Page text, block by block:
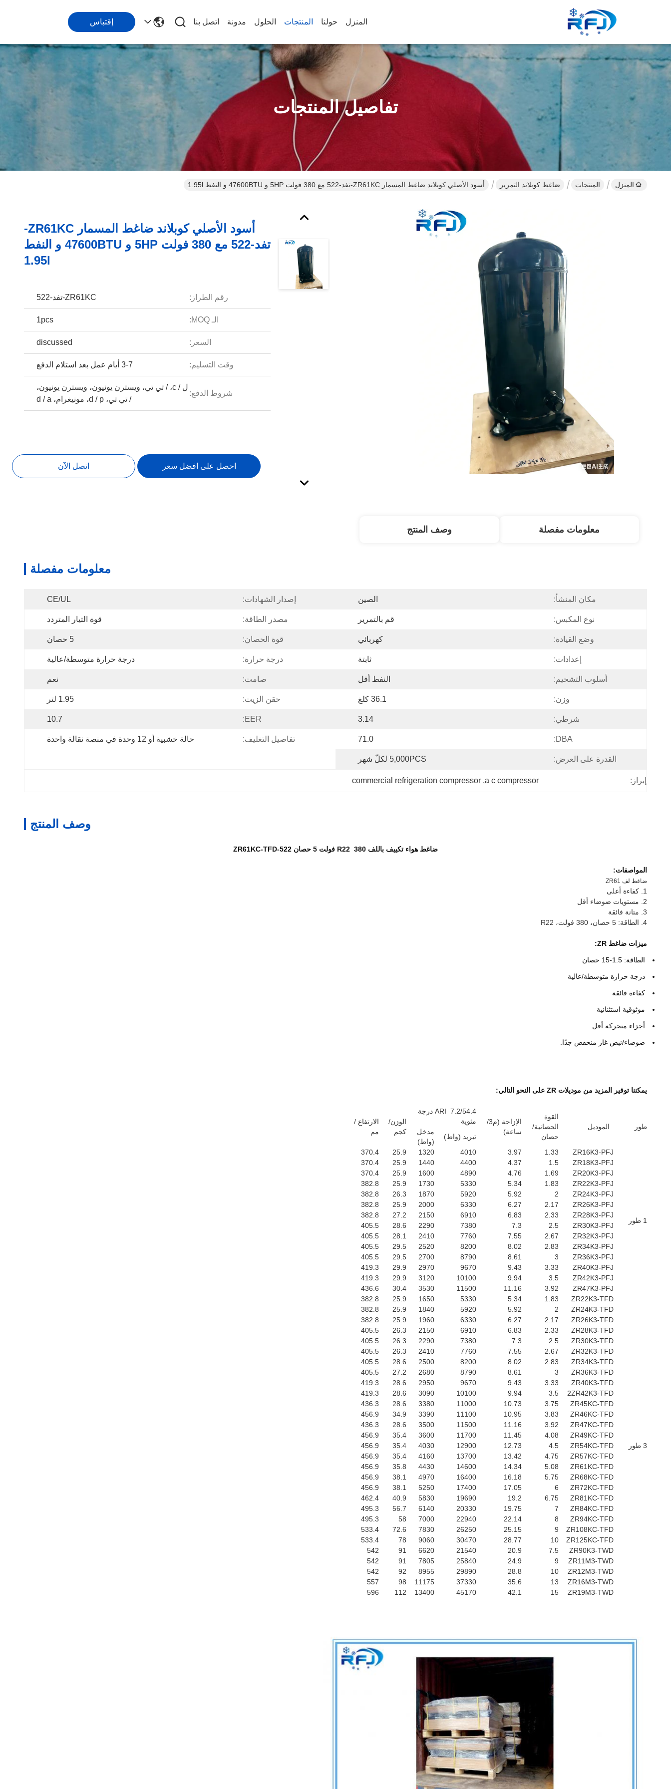
المنزل حولنا المنتجات الحلول مدونة اتصل بنا إقتباس
تفاصيل المنتجات
المنزل المنتجات ضاغط كوبلاند التمرير أسود الأصلي كوبلاند ضاغط المسمار ZR61KC-تفد-522 مع 380 فولت 5HP و 47600BTU و النفط 1.95l
أسود الأصلي كوبلاند ضاغط المسمار ZR61KC-
تفد-522 مع 380 فولت 5HP و 47600BTU و النفط
1.95l
رقم الطراز: ZR61KC-تفد-522
الـ MOQ: 1pcs
السعر: discussed
وقت التسليم: 3-7 أيام عمل بعد استلام الدفع
شروط الدفع:
ل / c، / تي تي، ويسترن يونيون، ويسترن يونيون،
/ تي تي، d / p، مونيغرام، d / a
احصل على افضل سعر اتصل الآن
معلومات مفصلة وصف المنتج
معلومات مفصلة
مكان المنشأ: الصين إصدار الشهادات: CE/UL
نوع المكبس: قم بالتمرير مصدر الطاقة: قوة التيار المتردد
وضع القيادة: كهربائي قوة الحصان: 5 حصان
إعدادات: ثابتة درجة حرارة: درجة حرارة متوسطة/عالية
أسلوب التشحيم: النفط أقل صامت: نعم
وزن: 36.1 كلغ حقن الزيت: 1.95 لتر
شرطي: 3.14
EER:
10.7
DBA:
71.0 تفاصيل التغليف: حالة خشبية أو 12 وحدة في منصة نقالة واحدة
القدرة على العرض: 5,000PCS لكلّ شهر
إبراز: a c compressor
,
commercial refrigeration compressor
وصف المنتج
ضاغط هواء تكييف باللف R22 380 فولت 5 حصان ZR61KC-TFD-522
المواصفات:
ضاغط لف ZR61
1. كفاءة أعلى
2. مستويات ضوضاء أقل
3. متانة فائقة
4. الطاقة: 5 حصان، 380 فولت، R22
ميزات ضاغط ZR:
الطاقة: 1.5-15 حصان
درجة حرارة متوسطة/عالية
كفاءة فائقة
موثوقية استثنائية
أجزاء متحركة أقل
ضوضاء/نبض غاز منخفض جدًا.
يمكننا توفير المزيد من موديلات ZR على النحو التالي:
طور الموديل
القوة
الحصانية/
حصان
الإزاحة (م3/
ساعة)
ARI 7.2/54.4 درجة
مئوية
الوزن/
كجم
الارتفاع /
مم
تبريد (واط)
مدخل
(واط)
1 طور
ZR16K3-PFJ
1.33
3.97
4010
1320
25.9
370.4
ZR18K3-PFJ
1.5
4.37
4400
1440
25.9
370.4
ZR20K3-PFJ
1.69
4.76
4890
1600
25.9
370.4
ZR22K3-PFJ
1.83
5.34
5330
1730
25.9
382.8
ZR24K3-PFJ
2
5.92
5920
1870
26.3
382.8
ZR26K3-PFJ
2.17
6.27
6330
2000
25.9
382.8
ZR28K3-PFJ
2.33
6.83
6910
2150
27.2
382.8
ZR30K3-PFJ
2.5
7.3
7380
2290
28.6
405.5
ZR32K3-PFJ
2.67
7.55
7760
2410
28.1
405.5
ZR34K3-PFJ
2.83
8.02
8200
2520
29.5
405.5
ZR36K3-PFJ
3
8.61
8790
2700
29.5
405.5
ZR40K3-PFJ
3.33
9.43
9670
2970
29.9
419.3
ZR42K3-PFJ
3.5
9.94
10100
3120
29.9
419.3
ZR47K3-PFJ
3.92
11.16
11500
3530
30.4
436.6
3 طور
ZR22K3-TFD
1.83
5.34
5330
1650
25.9
382.8
ZR24K3-TFD
2
5.92
5920
1840
25.9
382.8
ZR26K3-TFD
2.17
6.27
6330
1960
25.9
382.8
ZR28K3-TFD
2.33
6.83
6910
2150
26.3
405.5
ZR30K3-TFD
2.5
7.3
7380
2290
26.3
405.5
ZR32K3-TFD
2.67
7.55
7760
2410
26.3
405.5
ZR34K3-TFD
2.83
8.02
8200
2500
28.6
405.5
ZR36K3-TFD
3
8.61
8790
2680
27.2
405.5
ZR40K3-TFD
3.33
9.43
9670
2950
28.6
419.3
2ZR42K3-TFD
3.5
9.94
10100
3090
28.6
419.3
ZR45KC-TFD
3.75
10.73
11000
3380
28.6
436.3
ZR46KC-TFD
3.83
10.95
11100
3390
34.9
456.9
ZR47KC-TFD
3.92
11.16
11500
3500
28.6
436.3
ZR49KC-TFD
4.08
11.45
11700
3600
35.4
456.9
ZR54KC-TFD
4.5
12.73
12900
4030
35.4
456.9
ZR57KC-TFD
4.75
13.42
13700
4160
35.4
456.9
ZR61KC-TFD
5.08
14.34
14600
4430
35.8
456.9
ZR68KC-TFD
5.75
16.18
16400
4970
38.1
456.9
ZR72KC-TFD
6
17.05
17400
5250
38.1
456.9
ZR81KC-TFD
6.75
19.2
19690
5830
40.9
462.4
ZR84KC-TFD
7
19.75
20330
6140
56.7
495.3
ZR94KC-TFD
8
22.14
22940
7000
58
495.3
ZR108KC-TFD
9
25.15
26250
7830
72.6
533.4
ZR125KC-TFD
10
28.77
30470
9060
78
533.4
ZR90K3-TWD
7.5
20.9
21540
6620
91
542
ZR11M3-TWD
9
24.9
25840
7805
91
542
ZR12M3-TWD
10
28.8
29890
8955
92
542
ZR16M3-TWD
13
35.6
37330
11175
98
557
ZR19M3-TWD
15
42.1
45170
13400
112
596